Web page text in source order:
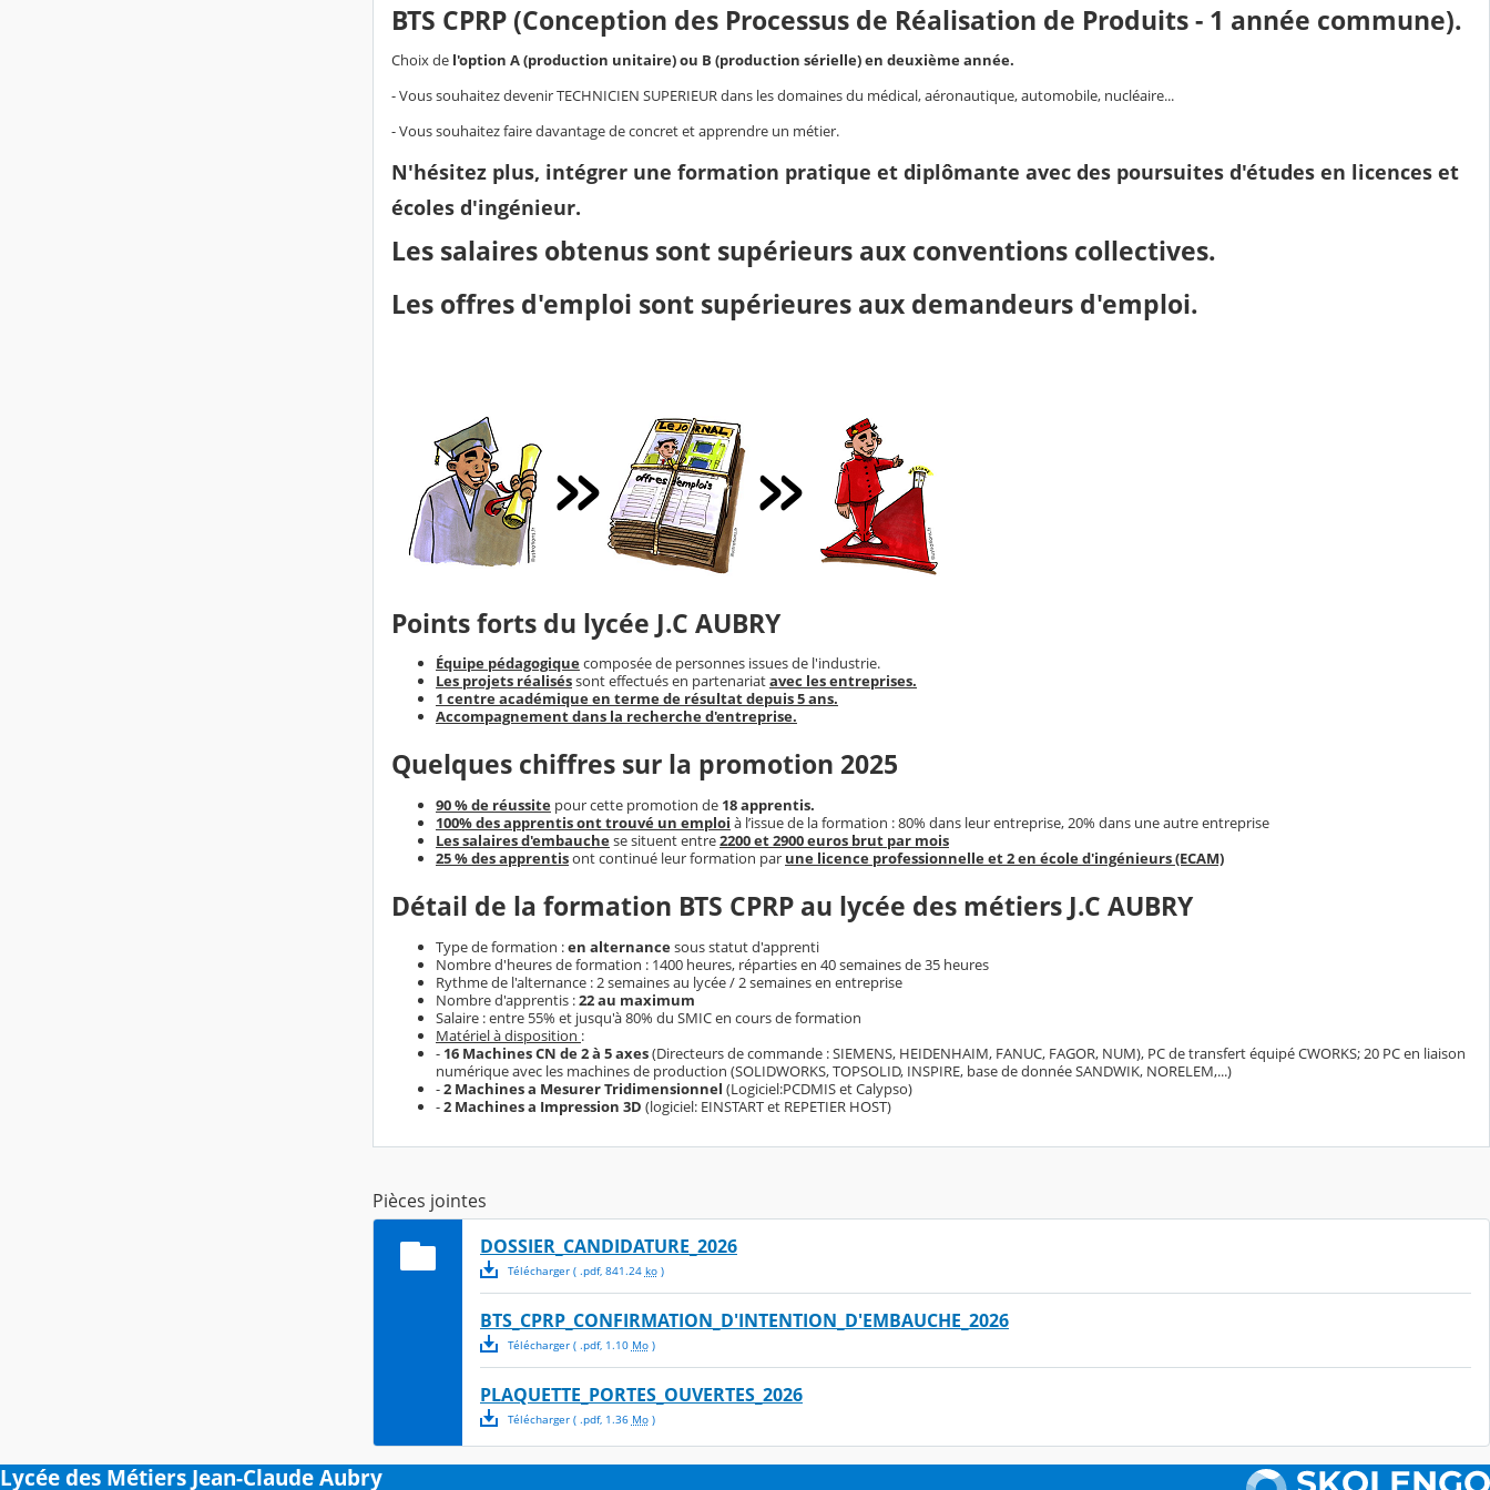
BTS CPRP (Conception des Processus de Réalisation de Produits - 1 année commune).
Choix de l'option A (production unitaire) ou B (production sérielle) en deuxième année.
- Vous souhaitez devenir TECHNICIEN SUPERIEUR dans les domaines du médical, aéronautique, automobile, nucléaire...
- Vous souhaitez faire davantage de concret et apprendre un métier.
N'hésitez plus, intégrer une formation pratique et diplômante avec des poursuites d'études en licences et
écoles d'ingénieur.
Les salaires obtenus sont supérieurs aux conventions collectives.
Les offres d'emploi sont supérieures aux demandeurs d'emploi.
Points forts du lycée J.C AUBRY
Équipe pédagogiquecomposée de personnes issues de l'industrie.
Les projets réaliséssont effectués en partenariatavec les entreprises.
1 centre académique en terme de résultat depuis 5 ans.
Accompagnement dans la recherche d'entreprise.
Quelques chiffres sur la promotion 2025
90 % de réussite pour cette promotion de 18 apprentis.
100% des apprentis ont trouvé un emploi à l’issue de la formation : 80% dans leur entreprise, 20% dans une autre entreprise
Les salaires d'embauchese situent entre2200 et 2900 euros brut par mois
25 % des apprentisont continué leur formation par une licence professionnelle et 2 en école d'ingénieurs (ECAM)
Détail de la formation BTS CPRP au lycée des métiers J.C AUBRY
Type de formation :en alternancesous statut d'apprenti
Nombre d'heures de formation : 1400 heures, réparties en 40 semaines de 35 heures
Rythme de l'alternance : 2 semaines au lycée / 2 semaines en entreprise
Nombre d'apprentis :22 au maximum
Salaire : entre 55% et jusqu'à 80% du SMIC en cours de formation
Matériel à disposition :
- 16 Machines CN de 2 à 5 axes(Directeurs de commande : SIEMENS, HEIDENHAIM, FANUC, FAGOR, NUM), PC de transfert équipé CWORKS; 20 PC en liaison
numérique avec les machines de production (SOLIDWORKS, TOPSOLID, INSPIRE, base de donnée SANDWIK, NORELEM,...)
-2 Machines a Mesurer Tridimensionnel (Logiciel:PCDMIS et Calypso)
-2 Machines a Impression 3D (logiciel: EINSTART et REPETIER HOST)
Pièces jointes
DOSSIER_CANDIDATURE_2026
Télécharger( .pdf, 841.24 ko)
BTS_CPRP_CONFIRMATION_D'INTENTION_D'EMBAUCHE_2026
Télécharger( .pdf, 1.10 Mo)
PLAQUETTE_PORTES_OUVERTES_2026
Télécharger( .pdf, 1.36 Mo)
Lycée des Métiers Jean-Claude Aubry